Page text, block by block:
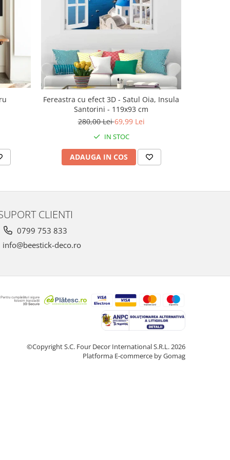
Fereastra cu efect 3D - Satul Oia, Insula
Santorini - 119x93 cm
280,00 Lei69,99 Lei
IN STOC
ADAUGA IN COS
CLIENTI
0799 753 833
info@beestick-deco.ro
©Copyright S.C. Four Decor International S.R.L. 2026
Platforma E-commerce by Gomag